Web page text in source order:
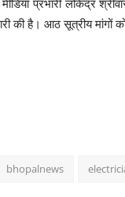
प्रभारी लोकेंद्र
की है। आठ सूत्रीय मांगों
bhopalnews